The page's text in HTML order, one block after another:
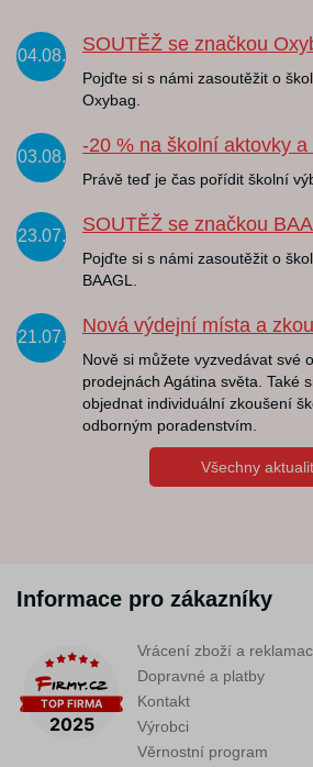
04.08.
SOUTĚŽ se značkou
Pojďte si s námi zasoutěžit o
Oxybag.
03.08.
-20 % na školní aktovky a
Právě teď je čas pořídit školní
23.07.
SOUTĚŽ se značkou
Pojďte si s námi zasoutěžit o
BAAGL.
21.07.
Nová výdejní místa a
Nově si můžete vyzvedávat své
prodejnách Agátina světa. Také
objednat individuální zkoušení
odborným poradenstvím.
Všechny
Informace pro zákazníky
Vrácení zboží a
Dopravné a platby
Kontakt
Výrobci
Věrnostní program